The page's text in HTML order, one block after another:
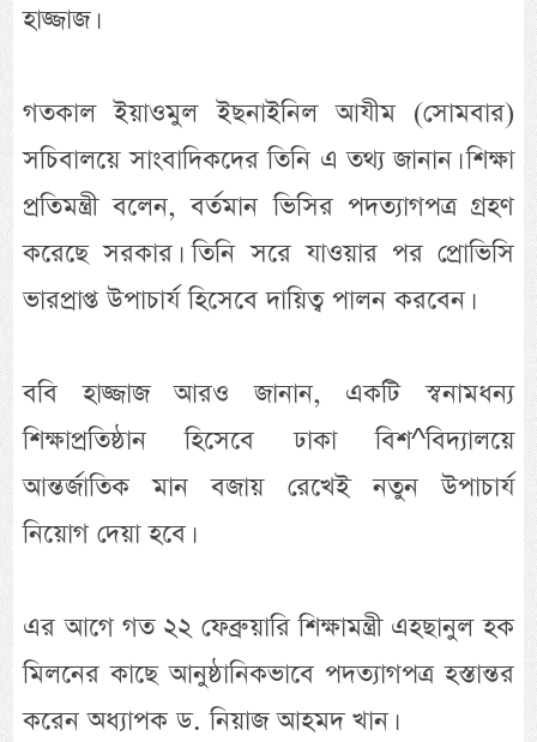
হাজ্জাজ।
গতকাল ইয়াওমুল ইছনাইনিল আযীম (সোমবার)
সচিবালয়ে সাংবাদিকদের তিনি এ তথ্য জানান। শিক্ষা
প্রতিমন্ত্রী বলেন, বর্তমান ভিসির পদত্যাগপত্র গ্রহণ
করেছে সরকার। তিনি সরে যাওয়ার পর প্রোভিসি
ভারপ্রাপ্ত উপাচার্য হিসেবে দায়িত্ব পালন করবেন।
ববি হাজ্জাজ আরও জানান, একটি স্বনামধন্য
শিক্ষাপ্রতিষ্ঠান হিসেবে ঢাকা বিশ^বিদ্যালয়ে
আন্তর্জাতিক মান বজায় রেখেই নতুন উপাচার্য
নিয়োগ দেয়া হবে।
এর আগে গত ২২ ফেব্রুয়ারি শিক্ষামন্ত্রী এহছানুল হক
মিলনের কাছে আনুষ্ঠানিকভাবে পদত্যাগপত্র হস্তান্তর
করেন অধ্যাপক ড. নিয়াজ আহমদ খান।